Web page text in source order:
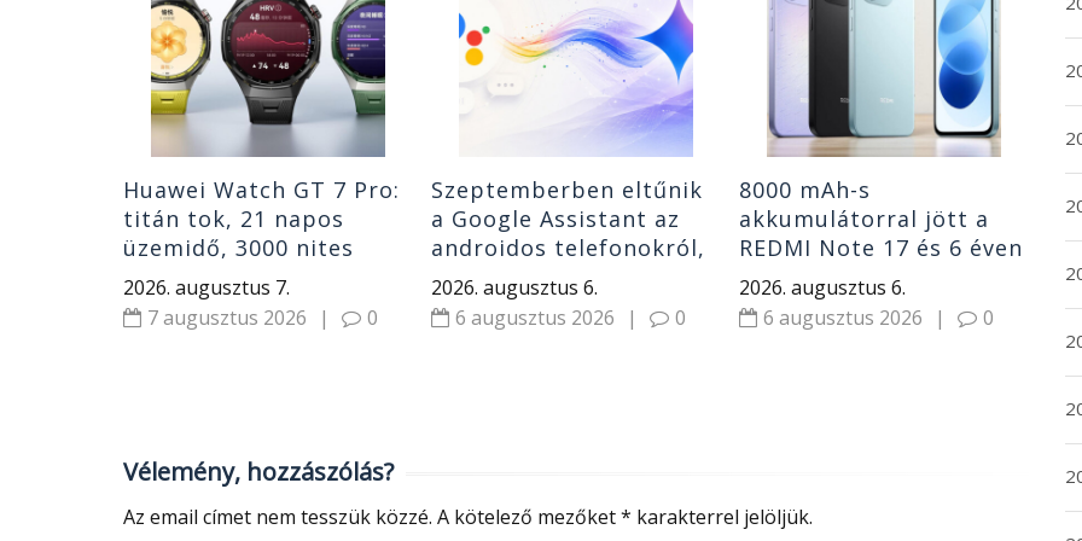
Huawei Watch GT 7 Pro:
titán tok, 21 napos
üzemidő, 3000 nites
kijelző
2026. augusztus 7.
7 augusztus 2026
| 0
Szeptemberben eltűnik
a Google Assistant az
androidos telefonokról,
a Gemini veszi át a
helyét
2026. augusztus 6.
6 augusztus 2026
| 0
8000 mAh-s
akkumulátorral jött a
REDMI Note 17 és 6 éven
át kap frissítéseket
2026. augusztus 6.
6 augusztus 2026
| 0
Vélemény, hozzászólás?
Az email címet nem tesszük közzé. A kötelező mezőket* karakterrel jelöljük.